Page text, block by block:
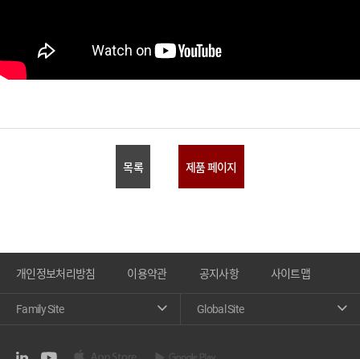
목록 제품 페이지
개인정보처리방침 이용약관 공지사항 사이트맵
Family Site Global Site